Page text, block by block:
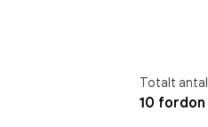
Totalt antal
10 fordon